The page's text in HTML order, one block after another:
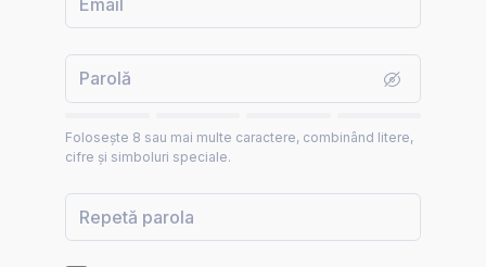
Folosește 8 sau mai multe caractere, combinând litere,
cifre și simboluri speciale.